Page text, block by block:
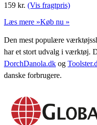
159 kr. (Vis fragtpris)
Læs mere »Køb nu »
Den mest populære
har et stort udvalg i værktøj.
DorchDanola.dk og
danske forbrugere.